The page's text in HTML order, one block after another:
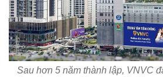
Sau hơn 5 năm thành lập, VNVC